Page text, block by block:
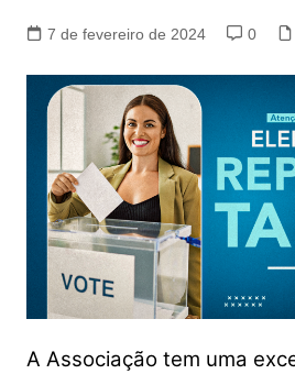
7 de fevereiro de 2024 0
A Associação tem uma